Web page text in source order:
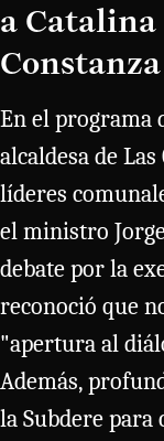
a
En el programa
alcaldesa de
líderes
el ministro
debate por la
reconoció que
"apertura al
Además,
la Subdere